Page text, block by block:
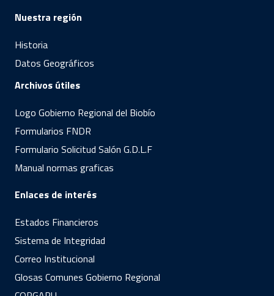
Nuestra región
Historia
Datos Geográficos
Archivos útiles
Logo Gobierno Regional del Biobío
Formularios FNDR
Formulario Solicitud Salón G.D.L.F
Manual normas graficas
Enlaces de interés
Estados Financieros
Sistema de Integridad
Correo Institucional
Glosas Comunes Gobierno Regional